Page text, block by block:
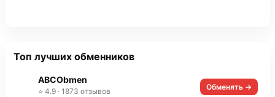
Топ лучших обменников
ABCObmen
⭐ 4.9 · 1873 отзывов Обменять →